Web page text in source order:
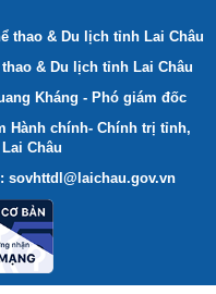
thao & Du lịch tỉnh Lai Châu
& Du lịch tỉnh Lai Châu
Kháng - Phó giám đốc
Hành chính- Chính trị tỉnh,
Châu